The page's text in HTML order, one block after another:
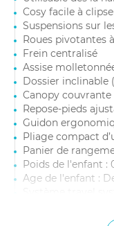
Cosy facile à
Suspensions sur
Roues pivotantes
Frein centralisé
Assise
Dossier inclinable
Canopy
Repose-pieds
Guidon
Pliage compact
Panier de
Poids de l'enfant :
Age de l'enfant :